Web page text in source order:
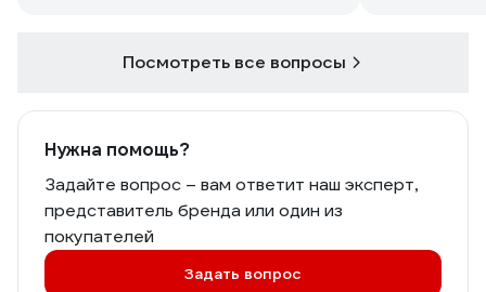
Посмотреть все вопросы
Нужна помощь?
Задайте вопрос – вам ответит наш эксперт,
представитель бренда или один из
покупателей
Задать вопрос